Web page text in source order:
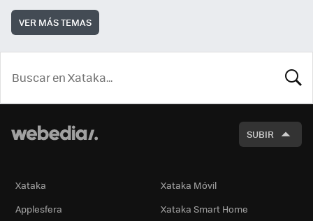
VER MÁS TEMAS
SUBIR
Xataka
Xataka Móvil
Applesfera
Xataka Smart Home